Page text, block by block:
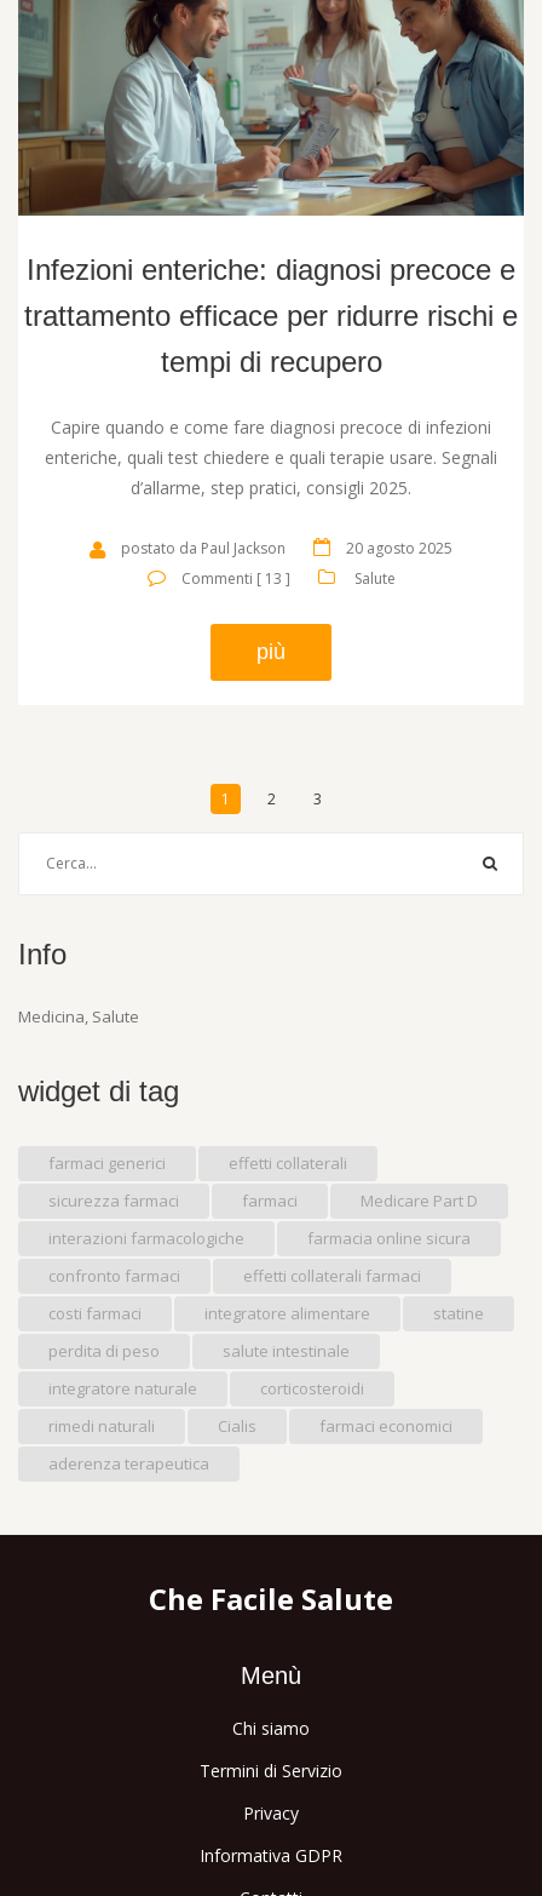
Infezioni enteriche: diagnosi precoce e
trattamento efficace per ridurre rischi e
tempi di recupero
Capire quando e come fare diagnosi precoce di infezioni
enteriche, quali test chiedere e quali terapie usare. Segnali
d’allarme, step pratici, consigli 2025.
postato da Paul Jackson
20 agosto 2025
Commenti [ 13 ]
Salute
più
1 2 3
Info
Medicina, Salute
widget di tag
farmaci generici
effetti collaterali
sicurezza farmaci
farmaci
Medicare Part D
interazioni farmacologiche
farmacia online sicura
confronto farmaci
effetti collaterali farmaci
costi farmaci
integratore alimentare
statine
perdita di peso
salute intestinale
integratore naturale
corticosteroidi
rimedi naturali
Cialis
farmaci economici
aderenza terapeutica
Che Facile Salute
Menù
Chi siamo
Termini di Servizio
Privacy
Informativa GDPR